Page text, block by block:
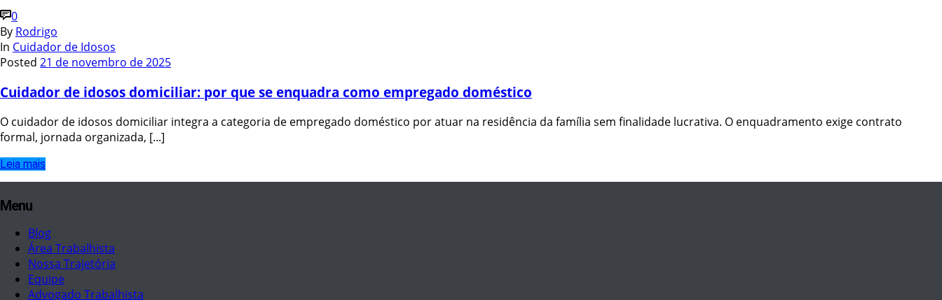
0
By Rodrigo
In Cuidador de Idosos
Posted 21 de novembro de 2025
Cuidador de idosos domiciliar: por que se enquadra como empregado doméstico
O cuidador de idosos domiciliar integra a categoria de empregado doméstico por atuar na residência da família sem finalidade lucrativa. O enquadramento exige contrato
formal, jornada organizada, [...]
Leia mais
Menu
Blog
Área Trabalhista
Nossa Trajetória
Equipe
Advogado Trabalhista